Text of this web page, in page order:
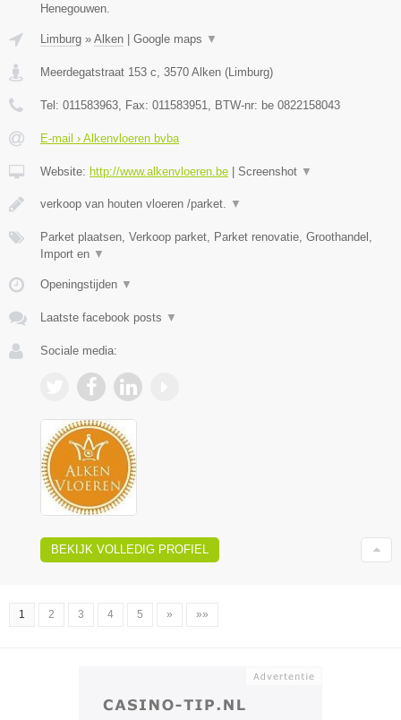
Henegouwen.
Limburg » Alken Google maps ▼
Meerdegatstraat 153 c 3570 Alken ( Limburg)
Tel: 011583963 , Fax: 011583951 , BTW-nr: be 0822158043
E-mail › Alkenvloeren bvba
Website: http://www.alkenvloeren.be Screenshot ▼
verkoop van houten vloeren /parket. ▼
Parket plaatsen, Verkoop parket, Parket renovatie, Groothandel,
Import en ▼
Openingstijden ▼
Laatste facebook posts ▼
Sociale media:
BEKIJK VOLLEDIG PROFIEL
1 2 3 4 5 » »»